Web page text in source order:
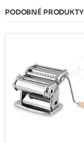
PODOBNÉ PRODUKTY